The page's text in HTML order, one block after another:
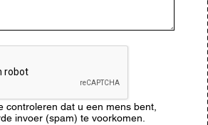
controleren dat u een mens bent,
invoer (spam) te voorkomen.